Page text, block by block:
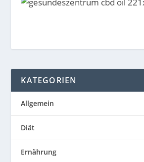
KATEGORIEN
Allgemein
Diät
Ernährung